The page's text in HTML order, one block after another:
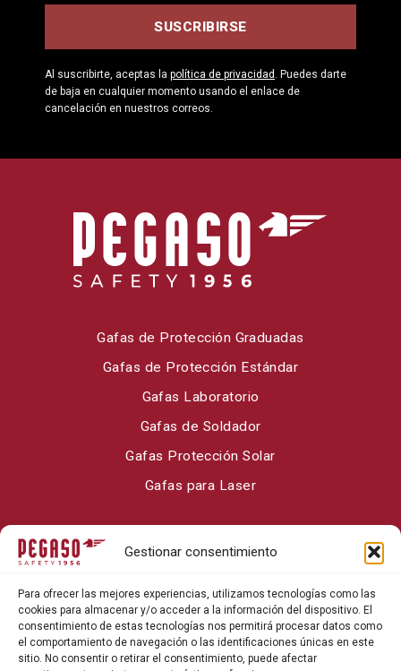
Gestionar consentimiento
Para ofrecer las mejores experiencias, utilizamos tecnologías como las
cookies para almacenar y/o acceder a la información del dispositivo. El
consentimiento de estas tecnologías nos permitirá procesar datos como
el comportamiento de navegación o las identificaciones únicas en este
sitio. No consentir o retirar el consentimiento, puede afectar
Al suscribirte, aceptas la política de privacidad . Puedes darte
de baja en cualquier momento usando el enlace de
cancelación en nuestros correos.
Gafas de Protección Graduadas
Gafas de Protección Estándar
Gafas Laboratorio
Gafas de Soldador
Gafas Protección Solar
Gafas para Laser
Sobre Pegaso Safety
Blog